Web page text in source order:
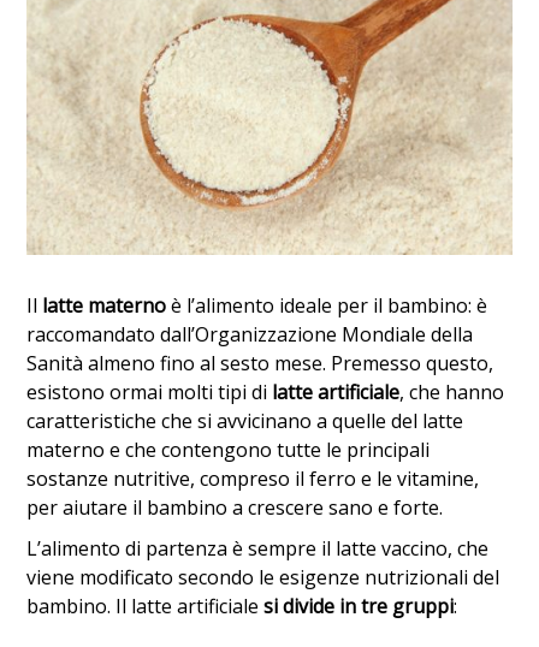
Il latte maternoè l’alimento ideale per il bambino: è
raccomandato dall’Organizzazione Mondiale della
Sanità almeno fino al sesto mese. Premesso questo,
esistono ormai molti tipi di latte artificiale, che hanno
caratteristiche che si avvicinano a quelle del latte
materno e che contengono tutte le principali
sostanze nutritive, compreso il ferro e le vitamine,
per aiutare il bambino a crescere sano e forte.
L’alimento di partenza è sempre il latte vaccino, che
viene modificato secondo le esigenze nutrizionali del
bambino. Il latte artificialesi divide in tre gruppi: